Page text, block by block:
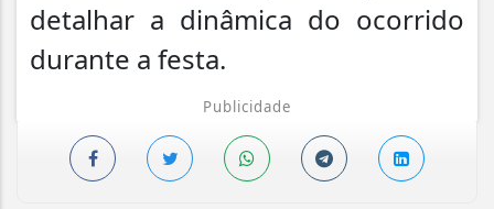
detalhar a dinâmica do ocorrido
durante a festa.
Publicidade